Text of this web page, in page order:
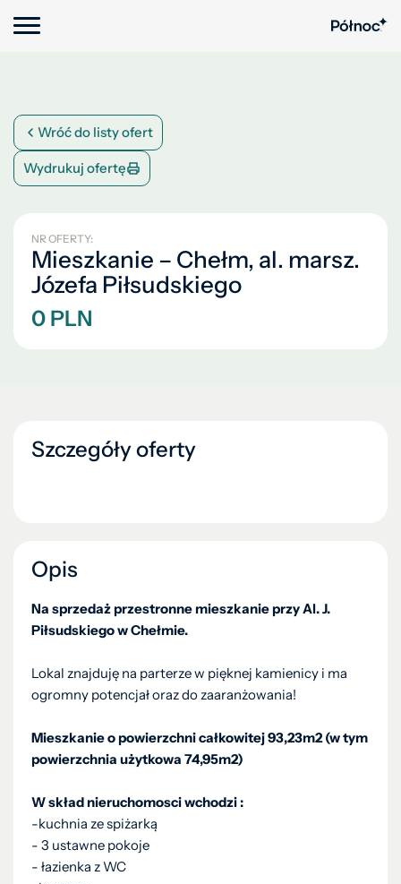
Wróć do listy ofert
Wydrukuj ofertę
NR OFERTY:
Mieszkanie – Chełm, al. marsz.
Józefa Piłsudskiego
0 PLN
Szczegóły oferty
Opis
Na sprzedaż przestronne mieszkanie przy Al. J.
Piłsudskiego w Chełmie.
Lokal znajduję na parterze w pięknej kamienicy i ma
ogromny potencjał oraz do zaaranżowania!
Mieszkanie o powierzchni całkowitej 93,23m2 (w tym
powierzchnia użytkowa 74,95m2)
W skład nieruchomosci wchodzi :
-kuchnia ze spiżarką
- 3 ustawne pokoje
- łazienka z WC